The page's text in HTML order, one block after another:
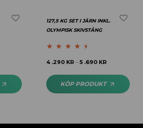
127,5 KG SET I JÄRN INKL.
OLYMPISK SKIVSTÅNG
Betygsatt
4 .290 KR – 5 .690 KR
KÖP PRODUKT